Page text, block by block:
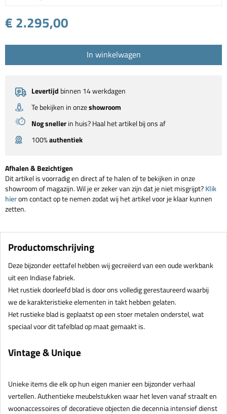
€ 2.295,00
In winkelwagen
Levertijd binnen 14 werkdagen
Te bekijken in onzeshowroom
Nog snellerin huis? Haal het artikel bij ons af
100%authentiek
Afhalen & Bezichtigen
Dit artikel is voorradig en direct af te halen of te bekijken in onze
showroom of magazijn. Wil je er zeker van zijn dat je niet misgrijpt?Klik
hierom contact op te nemen zodat wij het artikel voor je klaar kunnen
zetten.
Productomschrijving
Deze bijzonder eettafel hebben wij gecreëerd van een oude werkbank
uit een Indiase fabriek.
Het rustiek doorleefd blad is door ons volledig gerestaureerd waarbij
we de karakteristieke elementen in takt hebben gelaten.
Het rustieke blad is geplaatst op een stoer metalen onderstel, wat
speciaal voor dit tafelblad op maat gemaakt is.
Vintage & Unique
Unieke items die elk op hun eigen manier een bijzonder verhaal
vertellen. Authentieke meubelstukken waar het leven vanaf straalt en
woonaccessoires of decoratieve objecten die decennia intensief dienst